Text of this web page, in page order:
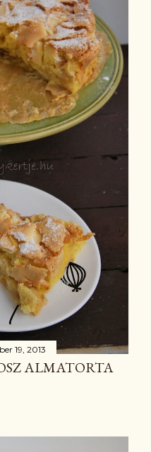
19, 2013
ALMATORTA